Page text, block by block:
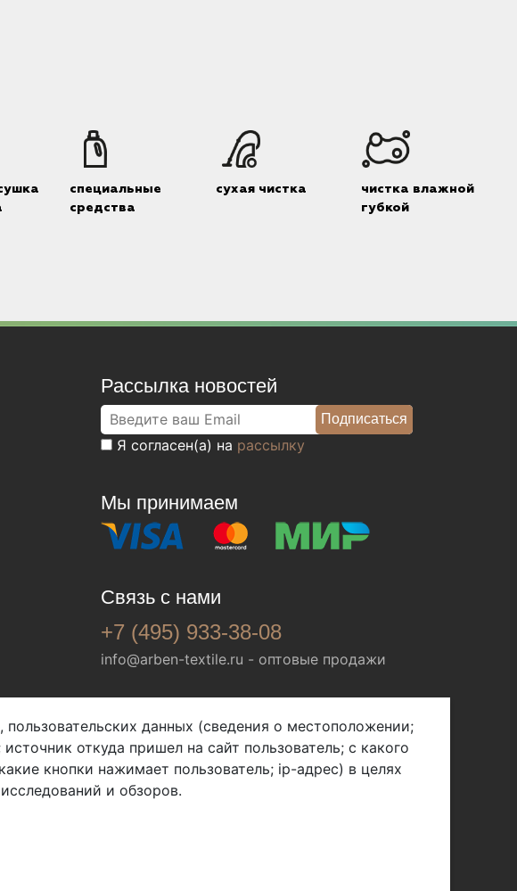
специальные
средства
сухая чистка
чистка влажной
губкой
Рассылка новостей
Я согласен(а) на рассылку
Мы принимаем
Связь с нами
+7 (495) 933-38-08
info@arben-textile.ru - оптовые продажи
данных (сведения о местоположении;
откуда пришел на сайт пользователь; с какого
кнопки нажимает пользователь; ip-адрес) в целях
и обзоров.